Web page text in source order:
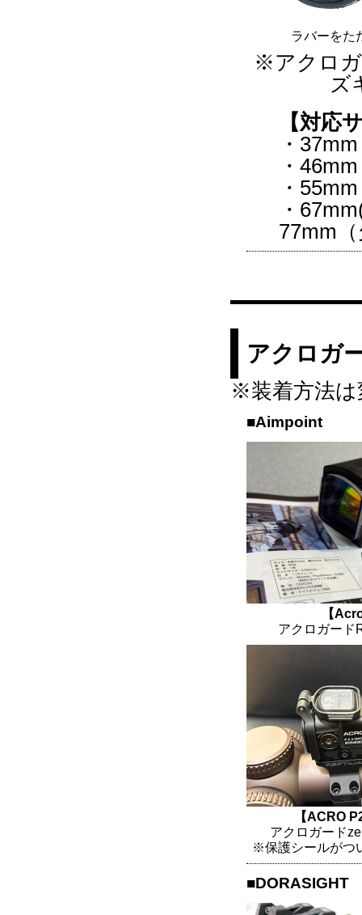
ラバーをた
※アクロ
ズ
【対応
・
・
・
・
77mm
アクロガ
※装着方法は
■Aimpoint
【
アクロガード
【ACRO
アクロガード
※保護シールがつ
■DORASIGHT